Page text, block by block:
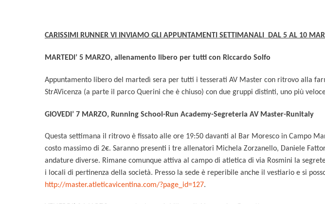
CARISSIMI RUNNER VI INVIAMO GLI APPUNTAMENTI SETTIMANALI DAL 5 AL 10
MARTEDI’ 5 MARZO, allenamento libero per tutti con Riccardo Solfo
Appuntamento libero del martedì sera per tutti i tesserati AV Master con ritrovo alla
StrAVicenza (a parte il parco Querini che è chiuso) con due gruppi distinti, uno più
GIOVEDI’ 7 MARZO, Running School-Run Academy-Segreteria AV Master-Runitaly
Questa settimana il ritrovo è fissato alle ore 19:50 davanti al Bar Moresco in Campo
costo massimo di 2€. Saranno presenti i tre allenatori Michela Zorzanello, Daniele
andature diverse. Rimane comunque attiva al campo di atletica di via Rosmini la
i locali di pertinenza della società. Presso la sede è reperibile anche il vestiario e si
http://master.atleticavicentina.com/?page_id=127.